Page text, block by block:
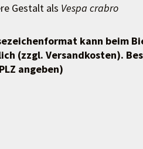
Gestalt als Vespa crabro
kann beim
(zzgl. Versandkosten).
angeben)